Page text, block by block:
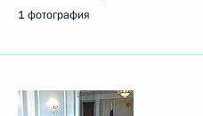
1 фотография